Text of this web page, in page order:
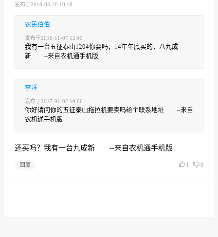
发布于2018-03-20 10:18
农民伯伯
发布于2016-11-07 12:49
我有一台五征泰山1204你要吗，14年年底买的，八九成
新 --来自农机通手机版
李洋
发布于2017-01-02 19:06
你好请问你的五征泰山拖拉机要卖吗给个联系地址 --来自
农机通手机版
还买吗？我有一台九成新 --来自农机通手机版
回复 1 0